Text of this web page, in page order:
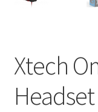
Xtech
Headset